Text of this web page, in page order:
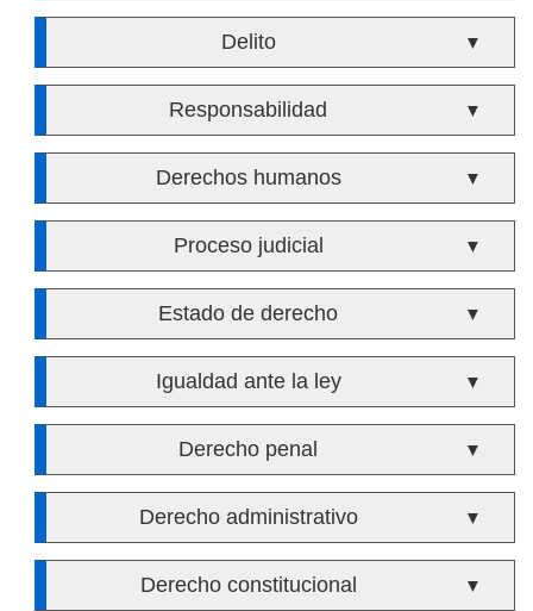
Delito ▼
Responsabilidad ▼
Derechos humanos ▼
Proceso judicial ▼
Estado de derecho ▼
Igualdad ante la ley ▼
Derecho penal ▼
Derecho administrativo ▼
Derecho constitucional ▼